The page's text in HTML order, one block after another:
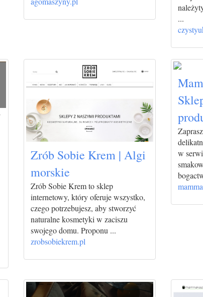
...
Zrób Sobie Krem | Algi
morskie
Zrób Sobie Krem to sklep
internetowy, który oferuje wszystko,
czego potrzebujesz, aby stworzyć
naturalne kosmetyki w zaciszu
swojego domu. Proponu ...
zrobsobiekrem.pl
w